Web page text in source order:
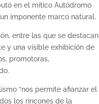
en el mítico Autódromo
imponente marco natural.
entre las que se destacan
y una visible exhibición de
promotoras,
“nos permite afianzar el
los rincones de la